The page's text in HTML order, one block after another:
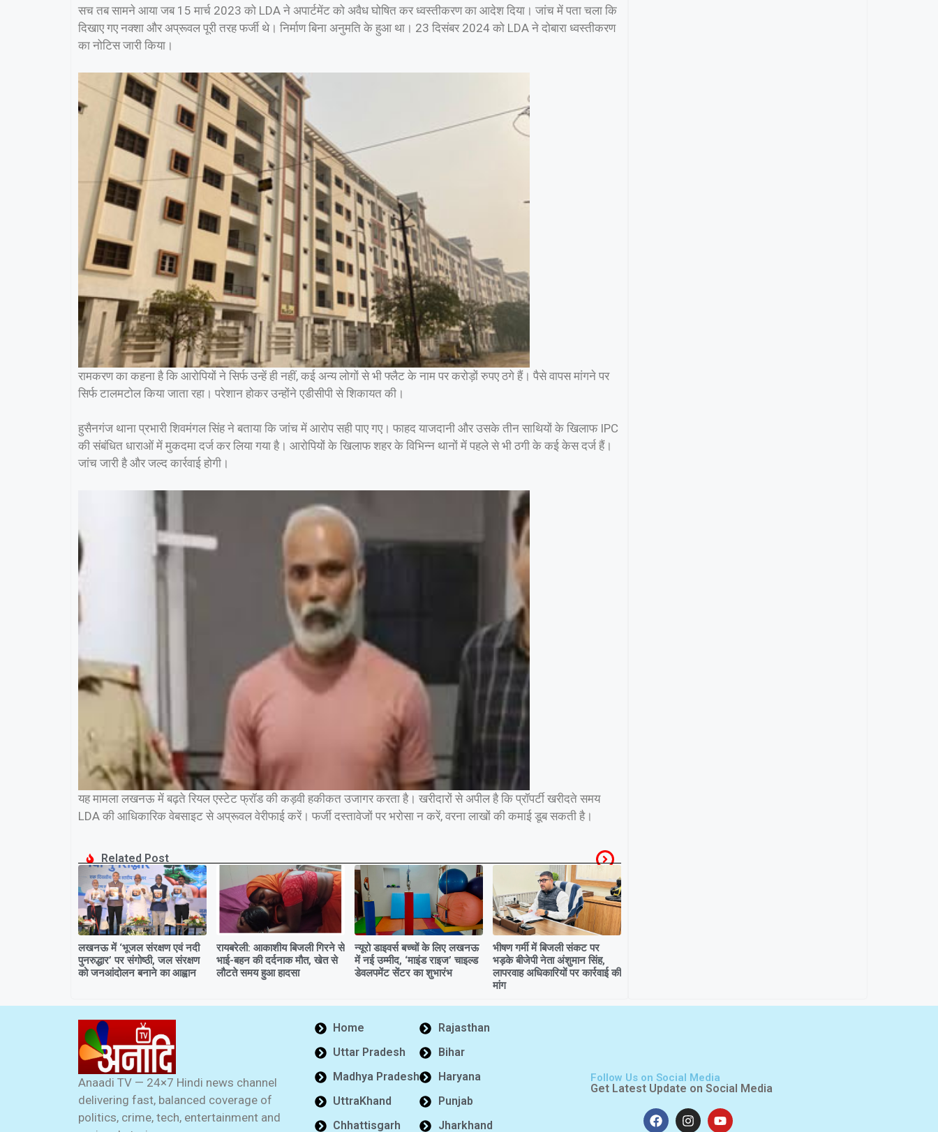
सच तब सामने आया जब 15 मार्च 2023 को LDA ने अपार्टमेंट को अवैध घोषित कर ध्वस्तीकरण का आदेश दिया। जांच में पता चला कि
दिखाए गए नक्शा और अप्रूवल पूरी तरह फर्जी थे। निर्माण बिना अनुमति के हुआ था। 23 दिसंबर 2024 को LDA ने दोबारा ध्वस्तीकरण
का नोटिस जारी किया।
रामकरण का कहना है कि आरोपियों ने सिर्फ उन्हें ही नहीं, कई अन्य लोगों से भी फ्लैट के नाम पर करोड़ों रुपए ठगे हैं। पैसे वापस मांगने पर
सिर्फ टालमटोल किया जाता रहा। परेशान होकर उन्होंने एडीसीपी से शिकायत की।
हुसैनगंज थाना प्रभारी शिवमंगल सिंह ने बताया कि जांच में आरोप सही पाए गए। फाहद याजदानी और उसके तीन साथियों के खिलाफ IPC
की संबंधित धाराओं में मुकदमा दर्ज कर लिया गया है। आरोपियों के खिलाफ शहर के विभिन्न थानों में पहले से भी ठगी के कई केस दर्ज हैं।
जांच जारी है और जल्द कार्रवाई होगी।
यह मामला लखनऊ में बढ़ते रियल एस्टेट फ्रॉड की कड़वी हकीकत उजागर करता है। खरीदारों से अपील है कि प्रॉपर्टी खरीदते समय
LDA की आधिकारिक वेबसाइट से अप्रूवल वेरीफाई करें। फर्जी दस्तावेजों पर भरोसा न करें, वरना लाखों की कमाई डूब सकती है।
Related Post
लखनऊ में ‘भूजल संरक्षण एवं नदी
पुनरुद्धार’ पर संगोष्ठी, जल संरक्षण
को जनआंदोलन बनाने का आह्वान
रायबरेली: आकाशीय बिजली गिरने से
भाई-बहन की दर्दनाक मौत, खेत से
लौटते समय हुआ हादसा
न्यूरो डाइवर्स बच्चों के लिए लखनऊ
में नई उम्मीद, ‘माइंड राइज’ चाइल्ड
डेवलपमेंट सेंटर का शुभारंभ
भीषण गर्मी में बिजली संकट पर
भड़के बीजेपी नेता अंशुमान सिंह,
लापरवाह अधिकारियों पर कार्रवाई की
मांग
Anaadi TV — 24×7 Hindi news channel
delivering fast, balanced coverage of
politics, crime, tech, entertainment and
Home
Uttar Pradesh
Madhya Pradesh
UttraKhand
Chhattisgarh
Rajasthan
Bihar
Haryana
Punjab
Jharkhand
Follow Us on Social Media
Get Latest Update on Social Media